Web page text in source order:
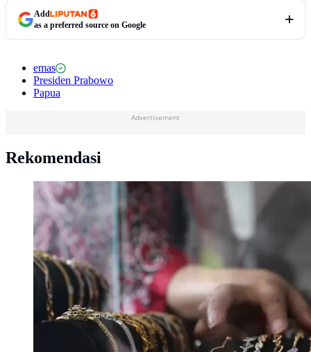
Add
as a preferred source on Google
emas
Presiden Prabowo
Papua
Advertisement
Rekomendasi